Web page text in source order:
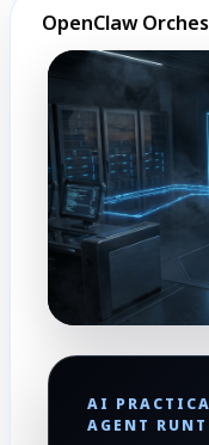
OpenClaw
AI
AGENT